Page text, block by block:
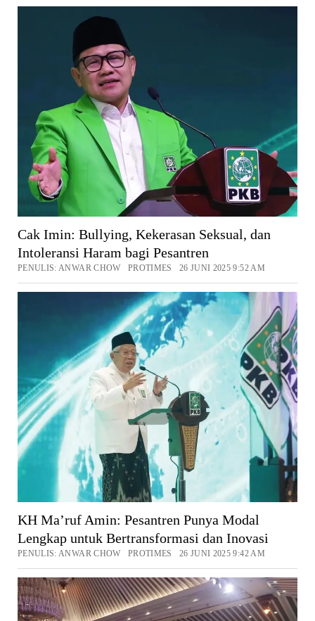
Cak Imin: Bullying, Kekerasan Seksual, dan
Intoleransi Haram bagi Pesantren
PENULIS: ANWAR CHOW PROTIMES 26 JUNI 2025 9:52 AM
KH Ma’ruf Amin: Pesantren Punya Modal
Lengkap untuk Bertransformasi dan Inovasi
PENULIS: ANWAR CHOW PROTIMES 26 JUNI 2025 9:42 AM